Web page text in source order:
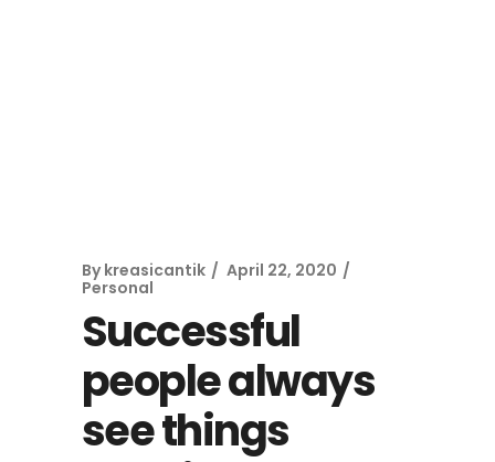
By kreasicantik
April 22, 2020
Personal
Successful
people always
see things